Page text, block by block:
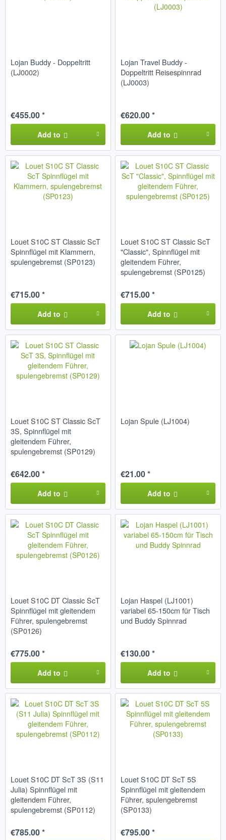
Lojan Buddy - Doppeltritt
(LJ0002)
€455.00 *
Add to
Lojan Travel Buddy -
Doppeltritt Reisespinnrad
(LJ0003)
€620.00 *
Add to
Louet S10C ST Classic ScT
Spinnflügel mit Klammern,
spulengebremst (SP0123)
€715.00 *
Add to
Louet S10C ST Classic ScT
"Classic", Spinnflügel mit
gleitendem Führer,
spulengebremst (SP0125)
€715.00 *
Add to
Louet S10C ST Classic ScT
3S, Spinnflügel mit
gleitendem Führer,
spulengebremst (SP0129)
€642.00 *
Add to
Lojan Spule (LJ1004)
€21.00 *
Add to
Louet S10C DT Classic ScT
Spinnflügel mit gleitendem
Führer, spulengebremst
(SP0126)
€775.00 *
Add to
Lojan Haspel (LJ1001)
variabel 65-150cm für Tisch
und Buddy Spinnrad
€130.00 *
Add to
Louet S10C DT ScT 3S (S11
Julia) Spinnflügel mit
gleitendem Führer,
spulengebremst (SP0112)
€785.00 *
Louet S10C DT ScT 5S
Spinnflügel mit gleitendem
Führer, spulengebremst
(SP0133)
€795.00 *